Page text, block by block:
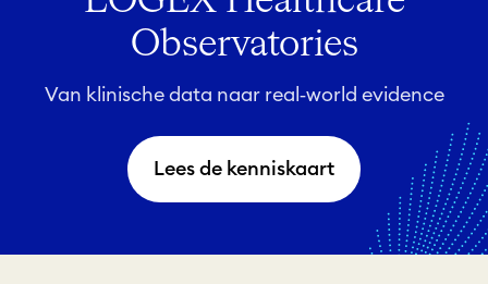
Observatories
Van klinische data naar real‑world evidence
Lees de kenniskaart